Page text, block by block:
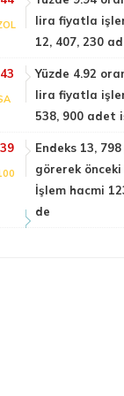
lira fiyatla
12, 407, 230
Yüzde 4.92
lira fiyatla
538, 900 adet
Endeks 13,
görerek önceki
İşlem hacmi
de